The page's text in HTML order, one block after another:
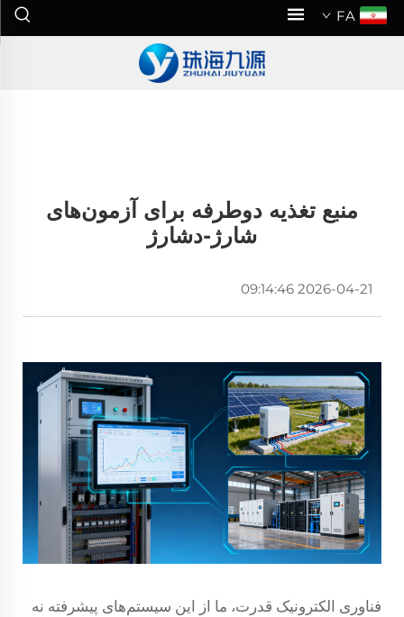
FA
منبع تغذیه دوطرفه برای آزمون‌های
شارژ-دشارژ
2026-04-21 09:14:46
فناوری الکترونیک قدرت، ما از این سیستم‌های پیشرفته نه